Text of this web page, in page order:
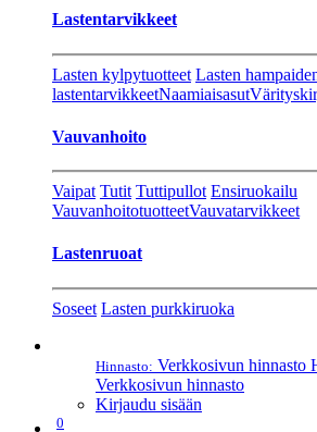
Lastentarvikkeet
Lasten kylpytuotteet Lasten
lastentarvikkeetNaamiaisasut
Vauvanhoito
Vaipat Tutit Tuttipullot Ensiruokailu
VauvanhoitotuotteetVauvatarvikkeet
Lastenruoat
Soseet Lasten purkkiruoka
Hinnasto: Verkkosivun hinnasto
Verkkosivun hinnasto
Kirjaudu sisään
0